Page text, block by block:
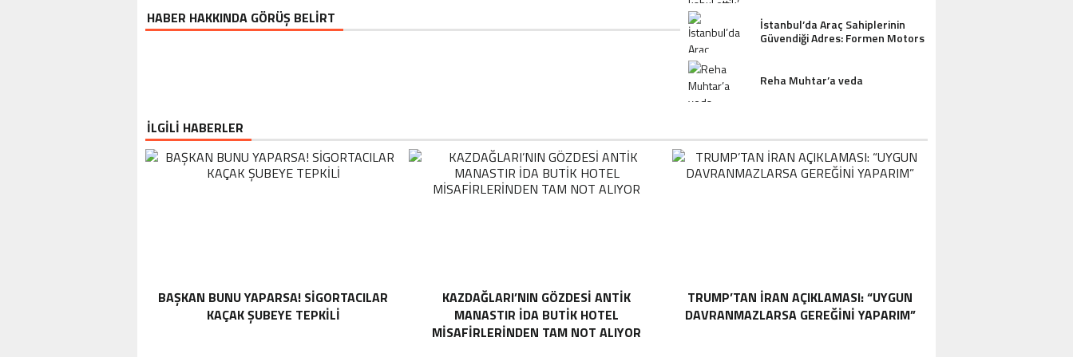
HABER HAKKINDA GÖRÜŞ BELİRT
İstanbul’da Araç Sahiplerinin
Güvendiği Adres: Formen Motors
Reha Muhtar’a veda
İLGİLİ HABERLER
BAŞKAN BUNU YAPARSA! SIGORTACILAR
KAÇAK ŞUBEYE TEPKILI
KAZDAĞLARI’NIN GÖZDESI ANTIK
MANASTIR İDA BUTIK HOTEL
MISAFIRLERINDEN TAM NOT ALIYOR
TRUMP’TAN İRAN AÇIKLAMASI: “UYGUN
DAVRANMAZLARSA GEREĞINI YAPARIM”